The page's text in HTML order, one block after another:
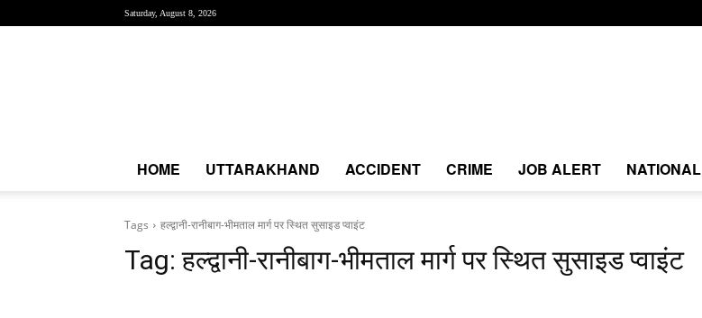
Saturday, August 8, 2026
HOME UTTARAKHAND ACCIDENT CRIME JOB ALERT NATIONAL
Tags हल्द्वानी-रानीबाग-भीमताल मार्ग पर स्थित सुसाइड प्वाइंट
Tag:हल्द्वानी-रानीबाग-भीमताल मार्ग पर स्थित सुसाइड प्वाइंट